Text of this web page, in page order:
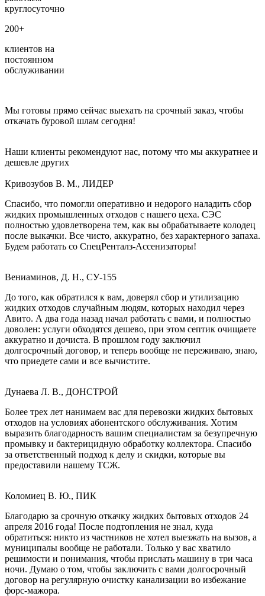
круглосуточно
200+
клиентов на
постоянном
обслуживании
Мы готовы прямо сейчас выехать на срочный заказ, чтобы
откачать буровой шлам сегодня!
Наши клиенты рекомендуют нас, потому что мы аккуратнее и
дешевле других
Кривозубов В. М., ЛИДЕР
Спасибо, что помогли оперативно и недорого наладить сбор
жидких промышленных отходов с нашего цеха. СЭС
полностью удовлетворена тем, как вы обрабатываете колодец
после выкачки. Все чисто, аккуратно, без характерного запаха.
Будем работать со СпецРенталз-Ассенизаторы!
Вениаминов, Д. Н., СУ-155
До того, как обратился к вам, доверял сбор и утилизацию
жидких отходов случайным людям, которых находил через
Авито. А два года назад начал работать с вами, и полностью
доволен: услуги обходятся дешево, при этом септик очищаете
аккуратно и дочиста. В прошлом году заключил
долгосрочный договор, и теперь вообще не переживаю, знаю,
что приедете сами и все вычистите.
Дунаева Л. В., ДОНСТРОЙ
Более трех лет нанимаем вас для перевозки жидких бытовых
отходов на условиях абонентского обслуживания. Хотим
выразить благодарность вашим специалистам за безупречную
промывку и бактерицидную обработку коллектора. Спасибо
за ответственный подход к делу и скидки, которые вы
предоставили нашему ТСЖ.
Коломиец В. Ю., ПИК
Благодарю за срочную откачку жидких бытовых отходов 24
апреля 2016 года! После подтопления не знал, куда
обратиться: никто из частников не хотел выезжать на вызов, а
муниципалы вообще не работали. Только у вас хватило
решимости и понимания, чтобы прислать машину в три часа
ночи. Думаю о том, чтобы заключить с вами долгосрочный
договор на регулярную очистку канализации во избежание
форс-мажора.